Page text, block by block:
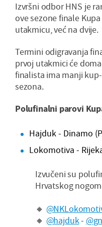
Izvršni odbor HNS je
ove sezone finale
utakmicu, već na dvije.
Termini odigravanja
prvoj utakmici će
finalista ima manji
sezona.
Polufinalni parovi
Hajduk - Dinamo
Lokomotiva -
Izvučeni su
Hrvatskog
🔸
🔸 @hajduk-